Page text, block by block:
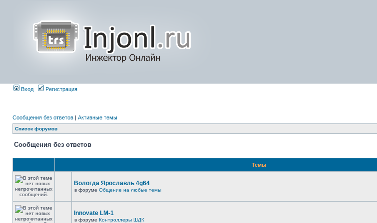
Вход Регистрация
Сообщения без ответов | Активные темы
Список форумов
Сообщения без ответов
Темы
Вологда Ярославль 4g64
в форуме Общение на любые темы
Innovate LM-1
в форуме Контроллеры ШДК